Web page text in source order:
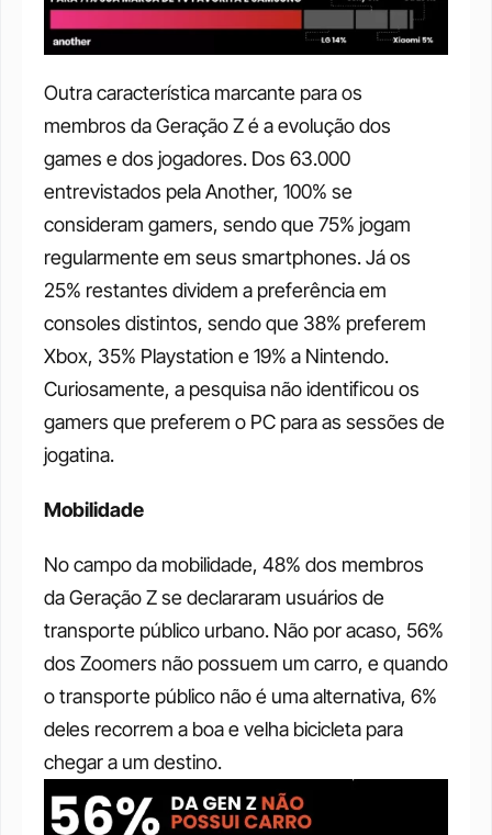
Outra característica marcante para os
membros da Geração Z é a evolução dos
games e dos jogadores. Dos 63.000
entrevistados pela Another, 100% se
consideram gamers, sendo que 75% jogam
regularmente em seus smartphones. Já os
25% restantes dividem a preferência em
consoles distintos, sendo que 38% preferem
Xbox, 35% Playstation e 19% a Nintendo.
Curiosamente, a pesquisa não identificou os
gamers que preferem o PC para as sessões de
jogatina.
Mobilidade
No campo da mobilidade, 48% dos membros
da Geração Z se declararam usuários de
transporte público urbano. Não por acaso, 56%
dos Zoomers não possuem um carro, e quando
o transporte público não é uma alternativa, 6%
deles recorrem a boa e velha bicicleta para
chegar a um destino.